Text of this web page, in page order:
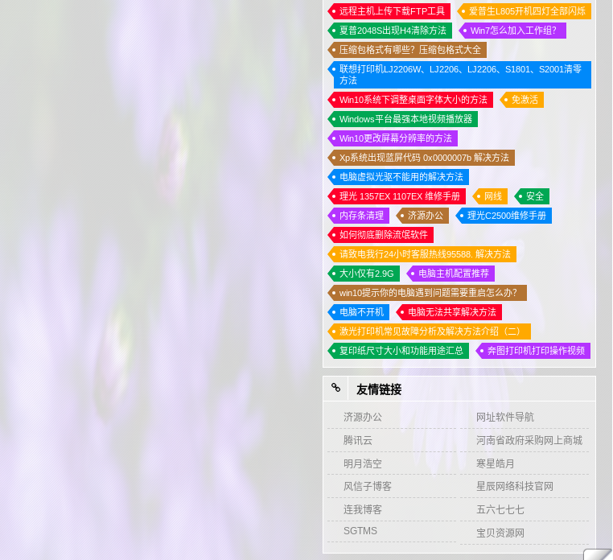
7 施乐S1810/S2010/S2010/S2220/S2110/S2420开机一直预热解决方法
8 东芝数码复印机故障检测代码分析介绍
远程主机上传下载FTP工具
爱普生L805开机四灯全部闪烁
夏普2048S出现H4清除方法
Win7怎么加入工作组？
压缩包格式有哪些？压缩包格式大全
联想打印机LJ2206W、LJ2206、LJ2206、S1801、S2001清零
方法
Win10系统下调整桌面字体大小的方法
免激活
Windows平台最强本地视频播放器
Win10更改屏幕分辨率的方法
Xp系统出现蓝屏代码 0x0000007b 解决方法
电脑虚拟光驱不能用的解决方法
理光 1357EX 1107EX 维修手册
网线
安全
内存条清理
济源办公
理光C2500维修手册
如何彻底删除流氓软件
请致电我行24小时客服热线95588. 解决方法
大小仅有2.9G
电脑主机配置推荐
win10提示你的电脑遇到问题需要重启怎么办？
电脑不开机
电脑无法共享解决方法
激光打印机常见故障分析及解决方法介绍（二）
复印纸尺寸大小和功能用途汇总
奔图打印机打印操作视频
友情链接
济源办公 网址软件导航
腾讯云 河南省政府采购网上商城
明月浩空 寒星皓月
风信子博客 星辰网络科技官网
连我博客
五六七七七
SGTMS
宝贝资源网